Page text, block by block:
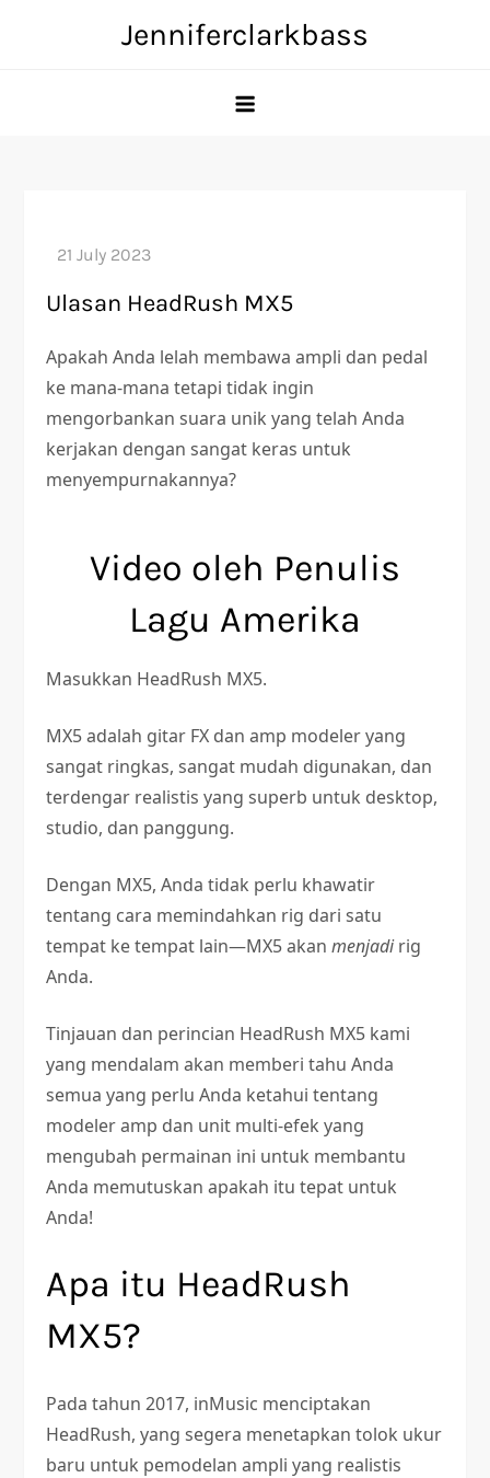
Jenniferclarkbass
Ulasan HeadRush MX5
Apakah Anda lelah membawa ampli dan pedal
ke mana-mana tetapi tidak ingin
mengorbankan suara unik yang telah Anda
kerjakan dengan sangat keras untuk
menyempurnakannya?
Video oleh Penulis
Lagu Amerika
Masukkan HeadRush MX5.
MX5 adalah gitar FX dan amp modeler yang
sangat ringkas, sangat mudah digunakan, dan
terdengar realistis yang superb untuk desktop,
studio, dan panggung.
Dengan MX5, Anda tidak perlu khawatir
tentang cara memindahkan rig dari satu
tempat ke tempat lain—MX5 akanmenjadirig
Anda.
Tinjauan dan perincian HeadRush MX5 kami
yang mendalam akan memberi tahu Anda
semua yang perlu Anda ketahui tentang
modeler amp dan unit multi-efek yang
mengubah permainan ini untuk membantu
Anda memutuskan apakah itu tepat untuk
Anda!
Apa itu HeadRush
MX5?
Pada tahun 2017, inMusic menciptakan
HeadRush, yang segera menetapkan tolok ukur
baru untuk pemodelan ampli yang realistis